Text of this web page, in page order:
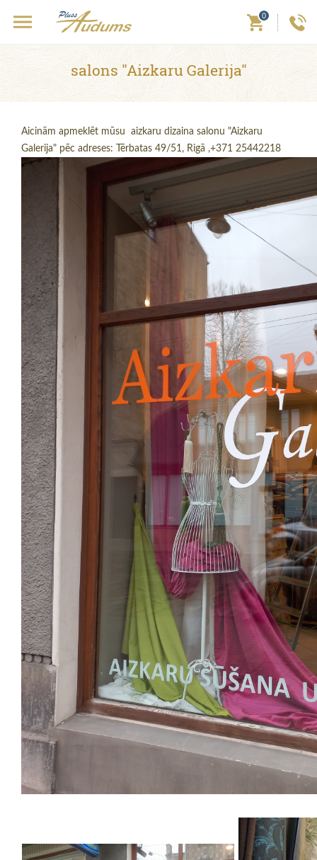
0
salons "Aizkaru Galerija"
Aicinām apmeklēt mūsu aizkaru dizaina salonu "Aizkaru
Galerija" pēc adreses: Tērbatas 49/51, Rigā ,+371 25442218